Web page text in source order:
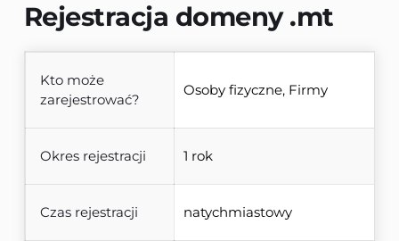
Rejestracja domeny .mt
Kto może
zarejestrować?
Osoby fizyczne, Firmy
Okres rejestracji 1 rok
Czas rejestracji natychmiastowy